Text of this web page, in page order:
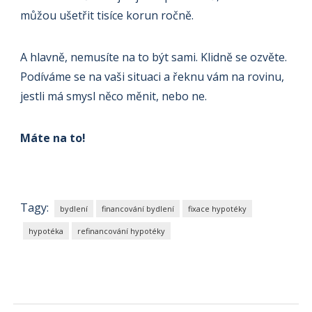
můžou ušetřit tisíce korun ročně.
A hlavně, nemusíte na to být sami. Klidně se ozvěte.
Podíváme se na vaši situaci a řeknu vám na rovinu,
jestli má smysl něco měnit, nebo ne.
Máte na to!
Tagy: bydlení financování bydlení fixace hypotéky
hypotéka refinancování hypotéky